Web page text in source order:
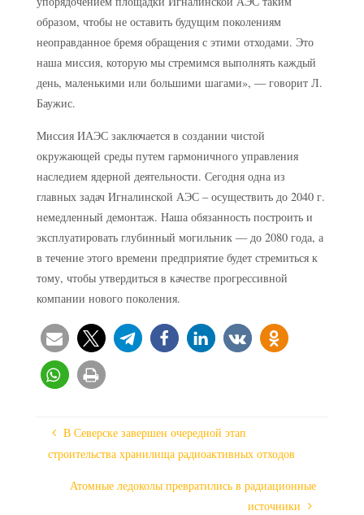
образом, чтобы не оставить будущим поколениям
неоправданное бремя обращения с этими отходами. Это
наша миссия, которую мы стремимся выполнять каждый
день, маленькими или большими шагами», — говорит Л.
Баужис.
Миссия ИАЭС заключается в создании чистой
окружающей среды путем гармоничного управления
наследием ядерной деятельности. Сегодня одна из
главных задач Игналинской АЭС – осуществить до 2040 г.
немедленный демонтаж. Наша обязанность построить и
эксплуатировать глубинный могильник — до 2080 года, а
в течение этого времени предприятие будет стремиться к
тому, чтобы утвердиться в качестве прогрессивной
компании нового поколения.
В Северске завершен очередной этап
строительства хранилища радиоактивных отходов
Атомные ледоколы превратились в радиационные
источники